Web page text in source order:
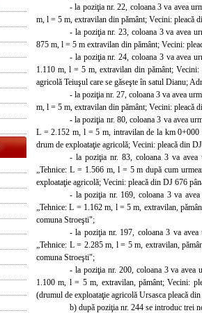
- la poziţia nr. 22, coloana 3 va avea
m, l = 5 m, extravilan din pământ; Vecini: pleacă
- la poziţia nr. 23, coloana 3 va avea
875 m, l = 5 m extravilan din pământ; Vecini:
- la poziţia nr. 24, coloana 3 va avea
1.110 m, l = 5 m, extravilan din pământ; Vecini:
agricolă Teiuşul care se găseşte în satul Dianu;
- la poziţia nr. 27, coloana 3 va avea
m, l = 5 m, extravilan din pământ; Vecini: pleacă
- la poziţia nr. 80, coloana 3 va avea
L = 2.152 m, l = 5 m, intravilan de la km 0+000
drum de exploataţie agricolă; Vecini: pleacă din
- la poziţia nr. 83, coloana 3 va avea
„Tehnice: L = 1.566 m, l = 5 m după cum
exploataţie agricolă; Vecini: pleacă din DJ 676
- la poziţia nr. 169, coloana 3 va
„Tehnice: L = 1.162 m, l = 5 m, extravilan,
comuna Stroeşti";
- la poziţia nr. 197, coloana 3 va
„Tehnice: L = 2.285 m, l = 5 m, extravilan,
comuna Stroeşti";
- la poziţia nr. 200, coloana 3 va avea
1.100 m, l = 5 m, extravilan, pământ; Vecini:
(drumul de exploataţie agricolă Ursasca pleacă
b) după poziţia nr. 244 se introduc trei